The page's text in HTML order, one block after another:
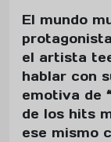
El mundo
el artista
hablar con
emotiva de
de los hits
ese mismo